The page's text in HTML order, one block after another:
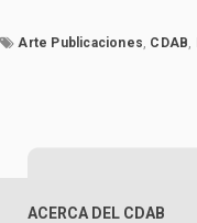
Arte Publicaciones, CDAB,
ACERCA DEL CDAB